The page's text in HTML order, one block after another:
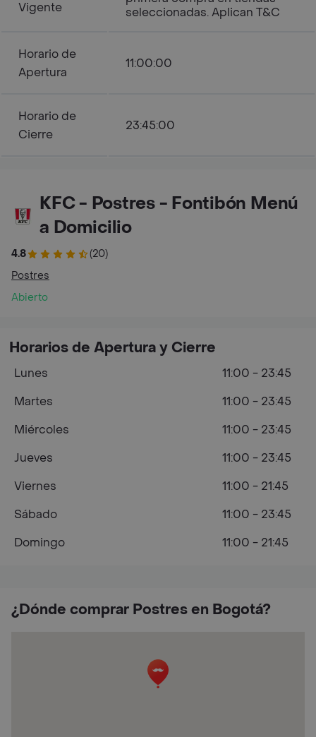
Vigente
seleccionadas. Aplican T&C
Horario de
Apertura
11:00:00
Horario de
Cierre
23:45:00
KFC - Postres - Fontibón Menú
a Domicilio
4.8
(20)
Postres
Abierto
¿Dónde comprar Postres en Bogotá?
Horarios de Apertura y Cierre
Lunes
11:00 - 23:45
Martes
11:00 - 23:45
Miércoles
11:00 - 23:45
Jueves
11:00 - 23:45
Viernes
11:00 - 21:45
Sábado
11:00 - 23:45
Domingo
11:00 - 21:45